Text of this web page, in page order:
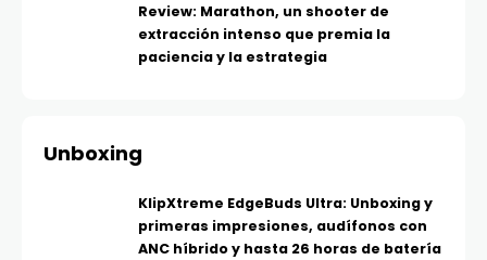
Review: Marathon, un shooter de
extracción intenso que premia la
paciencia y la estrategia
Unboxing
KlipXtreme EdgeBuds Ultra: Unboxing y
primeras impresiones, audífonos con
ANC híbrido y hasta 26 horas de batería